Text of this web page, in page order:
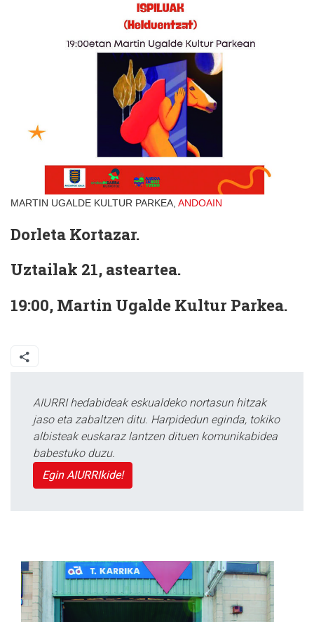
MARTIN UGALDE KULTUR PARKEA, ANDOAIN
Dorleta Kortazar.
Uztailak 21, asteartea.
19:00, Martin Ugalde Kultur Parkea.
AIURRI hedabideak eskualdeko nortasun hitzak
jaso eta zabaltzen ditu. Harpidedun eginda, tokiko
albisteak euskaraz lantzen dituen komunikabidea
babestuko duzu.
Egin AIURRIkide!